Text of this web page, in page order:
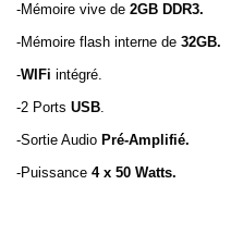
-Mémoire vive de 2GB DDR3.
-Mémoire flash interne de 32GB.
-WIFi intégré.
-2 Ports USB.
-Sortie Audio Pré-Amplifié.
-Puissance 4 x 50 Watts.